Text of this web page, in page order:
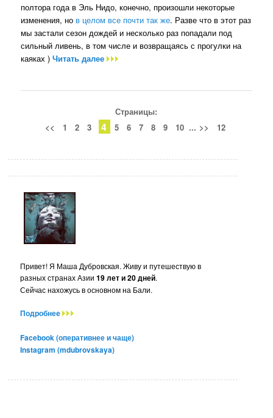
полтора года в Эль Нидо, конечно, произошли некоторые
изменения, но в целом все почти так же. Разве что в этот раз
мы застали сезон дождей и несколько раз попадали под
сильный ливень, в том числе и возвращаясь с прогулки на
каяках )Читать далее
Страницы:
<<
1 2 3 4 5 6 7 8 9 10 ... >> 12
Привет! Я Маша Дубровская. Живу и путешествую в
разных странах Азии19 лет и 20 дней.
Сейчас нахожусь в основном на Бали.
Подробнее
Facebook (оперативнее и чаще)
Instagram (mdubrovskaya)